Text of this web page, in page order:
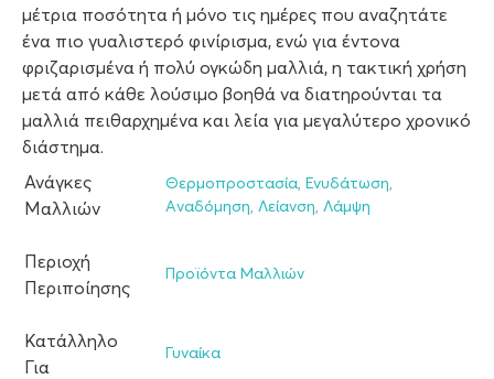
μέτρια ποσότητα ή μόνο τις ημέρες που αναζητάτε
ένα πιο γυαλιστερό φινίρισμα, ενώ για έντονα
φριζαρισμένα ή πολύ ογκώδη μαλλιά, η τακτική χρήση
μετά από κάθε λούσιμο βοηθά να διατηρούνται τα
μαλλιά πειθαρχημένα και λεία για μεγαλύτερο χρονικό
διάστημα.
Ανάγκες
Μαλλιών
Θερμοπροστασία, Ενυδάτωση,
Αναδόμηση, Λείανση, Λάμψη
Περιοχή
Περιποίησης
Προϊόντα Μαλλιών
Κατάλληλο
Για
Γυναίκα